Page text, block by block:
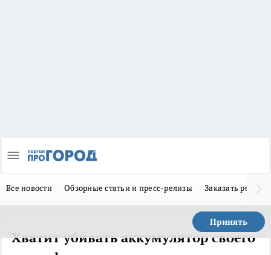
Все новости Обзорные статьи и пресс-релизы Заказать
Принять
Хватит убивать аккумулятор своего